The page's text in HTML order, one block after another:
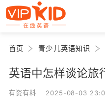
首页 青少儿英语知识
英语中怎样谈论旅
有资有料 2025-08-03